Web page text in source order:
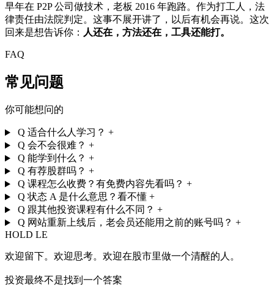
早年在 P2P 公司做技术，老板 2016 年跑路。作为打工人，法
律责任由法院判定。这事不展开讲了，以后有机会再说。这次
回来是想告诉你： 人还在，方法还在，工具还能打。
FAQ
常见问题
你可能想问的
Q 适合什么人学习？ +
Q 会不会很难？ +
Q 能学到什么？ +
Q 有荐股群吗？ +
Q 课程怎么收费？有免费内容先看吗？ +
Q 状态 A 是什么意思？看不懂 +
Q 跟其他投资课程有什么不同？ +
Q 网站重新上线后，老会员还能用之前的账号吗？ +
HOLD LE
欢迎留下。欢迎思考。欢迎在股市里做一个清醒的人。
投资最终不是找到一个答案